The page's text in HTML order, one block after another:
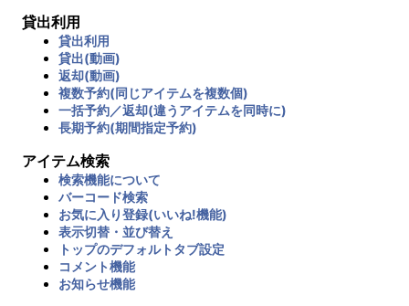
貸出利用
貸出利用
貸出(動画)
返却(動画)
複数予約(同じアイテムを複数個)
一括予約／返却(違うアイテムを同時に)
長期予約(期間指定予約)
アイテム検索
検索機能について
バーコード検索
お気に入り登録(いいね!機能)
表示切替・並び替え
トップのデフォルトタブ設定
コメント機能
お知らせ機能